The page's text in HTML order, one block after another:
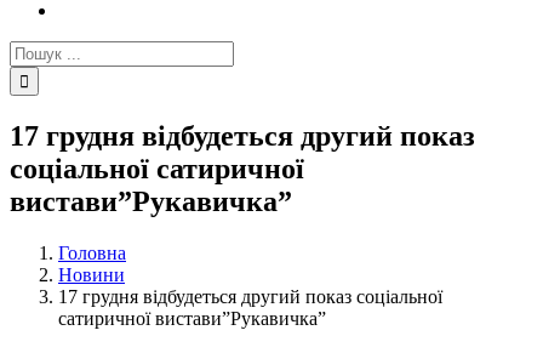
Пошук
...
17 грудня відбудеться другий показ
соціальної сатиричної
вистави”Рукавичка”
Головна
Новини
17 грудня відбудеться другий показ соціальної
сатиричної вистави”Рукавичка”